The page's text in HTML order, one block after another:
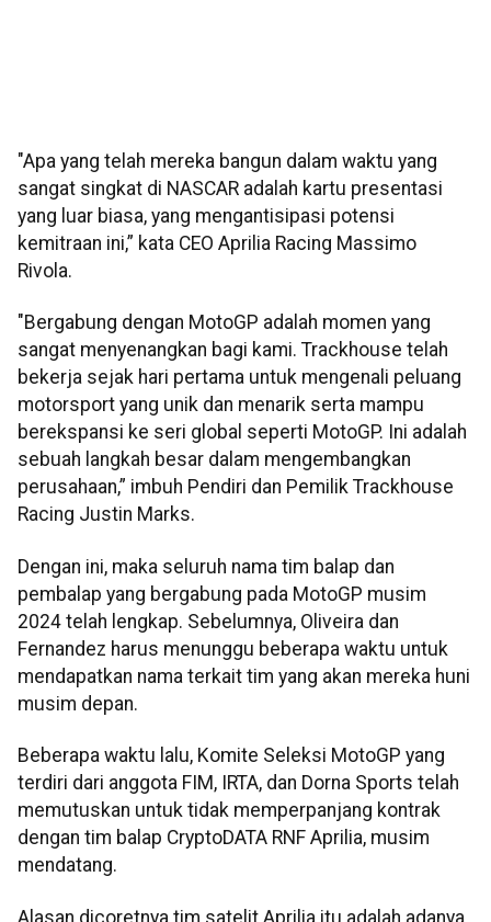
"Apa yang telah mereka bangun dalam waktu yang
sangat singkat di NASCAR adalah kartu presentasi
yang luar biasa, yang mengantisipasi potensi
kemitraan ini,” kata CEO Aprilia Racing Massimo
Rivola.
"Bergabung dengan MotoGP adalah momen yang
sangat menyenangkan bagi kami. Trackhouse telah
bekerja sejak hari pertama untuk mengenali peluang
motorsport yang unik dan menarik serta mampu
berekspansi ke seri global seperti MotoGP. Ini adalah
sebuah langkah besar dalam mengembangkan
perusahaan,” imbuh Pendiri dan Pemilik Trackhouse
Racing Justin Marks.
Dengan ini, maka seluruh nama tim balap dan
pembalap yang bergabung pada MotoGP musim
2024 telah lengkap. Sebelumnya, Oliveira dan
Fernandez harus menunggu beberapa waktu untuk
mendapatkan nama terkait tim yang akan mereka huni
musim depan.
Beberapa waktu lalu, Komite Seleksi MotoGP yang
terdiri dari anggota FIM, IRTA, dan Dorna Sports telah
memutuskan untuk tidak memperpanjang kontrak
dengan tim balap CryptoDATA RNF Aprilia, musim
mendatang.
Alasan dicoretnya tim satelit Aprilia itu adalah adanya